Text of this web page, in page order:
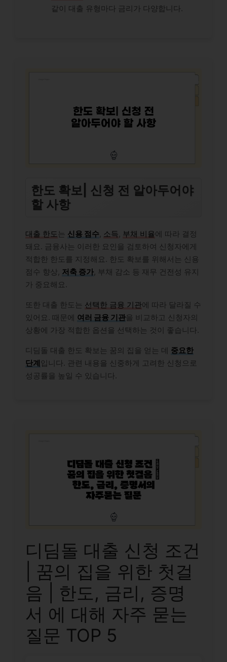
같이 대출 유형마다 금리가 다양합니다.
한도 확보| 신청 전 알아두어야
할 사항
대출 한도 는 신용 점수 소득 부채 비율에 따라 결정
돼요. 금융사는 이러한 요인을 검토하여 신청자에게
적합한 한도를 지정해요. 한도 확보를 위해서는 신용
점수 향상, 저축 증가 , 부채 감소 등 재무 건전성 유지
가 중요해요.
또한 대출 한도는 선택한 금융 기관에 따라 달라질 수
있어요. 때문에 여러 금융 기관을 비교하고 신청자의
상황에 가장 적합한 옵션을 선택하는 것이 좋습니다.
디딤돌 대출 한도 확보는 꿈의 집을 얻는 데 중요한
단계입니다. 관련 내용을 신중하게 고려한 신청으로
성공률을 높일 수 있습니다.
디딤돌 대출 신청 조건
| 꿈의 집을 위한 첫걸
음 | 한도, 금리, 증명
서 에 대해 자주 묻는
질문 TOP 5